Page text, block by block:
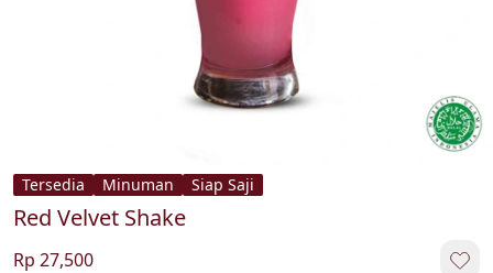
Tersedia Minuman Siap Saji
Red Velvet Shake
Rp 27,500